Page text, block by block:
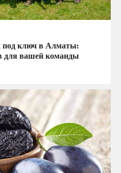
ключ в Алматы:
для вашей команды